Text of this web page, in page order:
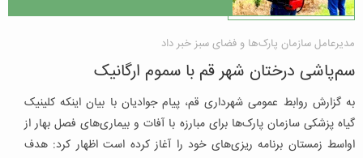
مدیرعامل سازمان پارک‌ها و فضای سبز خبر داد
سم‌پاشی درختان شهر قم با سموم ارگانیک
به گزارش روابط عمومی شهرداری قم، پیام جوادیان با بیان اینکه کلینیک
گیاه پزشکی سازمان پارک‌ها برای مبارزه با آفات و بیماری‌های فصل بهار از
اواسط زمستان برنامه ریزی‌های خود را آغاز کرده است اظهار کرد: هدف